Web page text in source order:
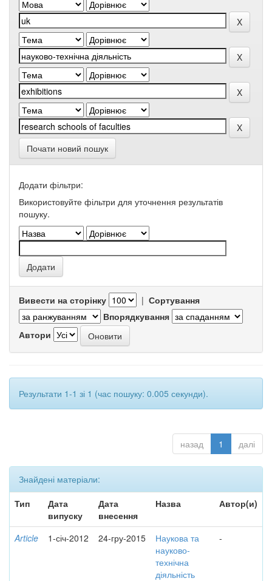
Почати новий пошук
Додати фільтри:
Використовуйте фільтри для уточнення результатів
пошуку.
Вивести на сторінку | Сортування
Впорядкування
Автори
Результати 1-1 зі 1 (час пошуку: 0.005 секунди).
назад 1 далі
Знайдені матеріали:
Тип
Дата
випуску
Дата
внесення
Назва Автор(и)
Article 1-січ-2012 24-гру-2015
Наукова та
науково-
технічна
діяльність
-